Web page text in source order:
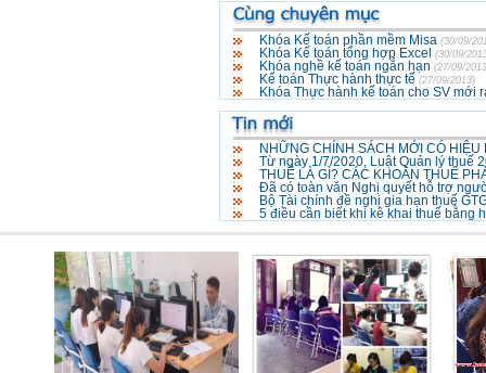
Khóa Kế toán phần mềm Misa (30/09/
Khóa Kế toán tổng hợp Excel (30/09/
Khóa nghề kế toán ngắn hạn (27/09/
Kế toán Thực hành thực tế (27/09/2013)
Khóa Thực hành kế toán cho SV mới
NHỮNG CHÍNH SÁCH MỚI CÓ
Từ ngày 1/7/2020, Luật Quản lý thuế
THUẾ LÀ GÌ? CÁC KHOẢN THUẾ
Đã có toàn văn Nghị quyết hỗ trợ
Bộ Tài chính đề nghị gia hạn thuế
5 điều cần biết khi kê khai thuế bằng